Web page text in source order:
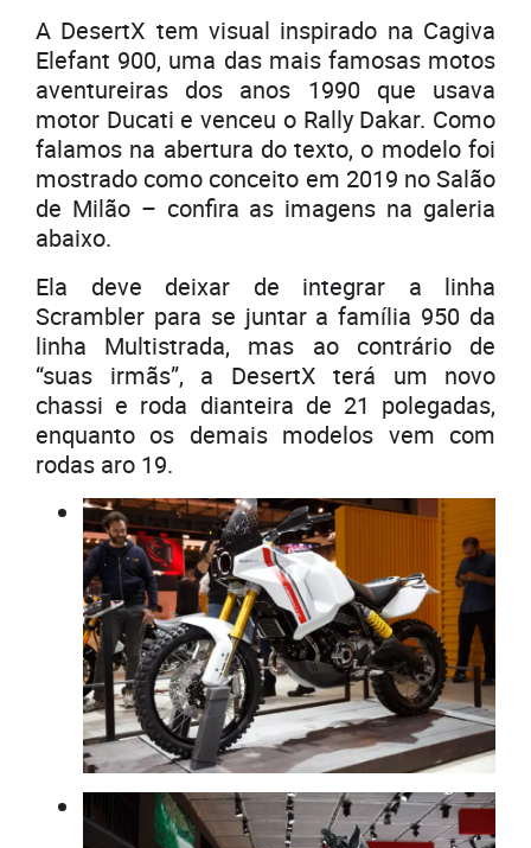
A DesertX tem visual inspirado na Cagiva
Elefant 900, uma das mais famosas motos
aventureiras dos anos 1990 que usava
motor Ducati e venceu o Rally Dakar. Como
falamos na abertura do texto, o modelo foi
mostrado como conceito em 2019 no Salão
de Milão – confira as imagens na galeria
abaixo.
Ela deve deixar de integrar a linha
Scrambler para se juntar a família 950 da
linha Multistrada, mas ao contrário de
“suas irmãs”, a DesertX terá um novo
chassi e roda dianteira de 21 polegadas,
enquanto os demais modelos vem com
rodas aro 19.